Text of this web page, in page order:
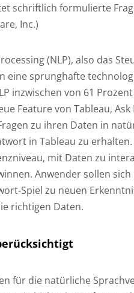
schriftlich formulierte
Inc.)
(NLP), also das
eine sprunghafte
inzwischen von 61
Feature von Tableau,
zu ihren Daten in
in Tableau zu
mit Daten zu
Anwender sollen
Spiel zu neuen
richtigen Daten.
für die natürliche